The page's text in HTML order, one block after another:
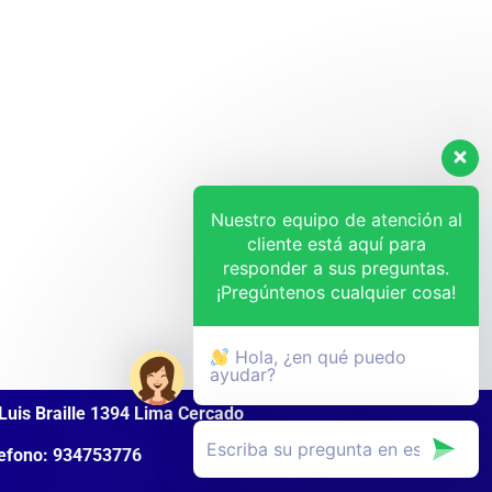
Braille 1394 Lima Cercado
934753776
Nuestro equipo de atención al
cliente está aquí para
responder a sus preguntas.
¡Pregúntenos cualquier cosa!
Hola, ¿en qué puedo
ayudar?